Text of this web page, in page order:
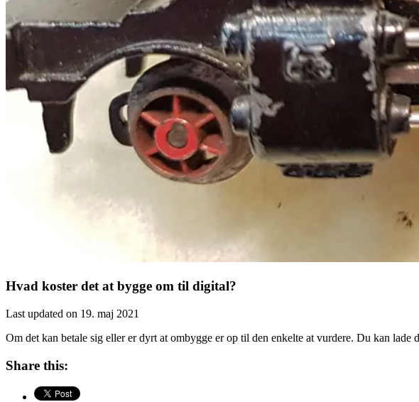
Hvad koster det at bygge om til digital?
Last updated on 19. maj 2021
Om det kan betale sig eller er dyrt at ombygge er op til den enkelte at vurdere. Du kan
Share this: